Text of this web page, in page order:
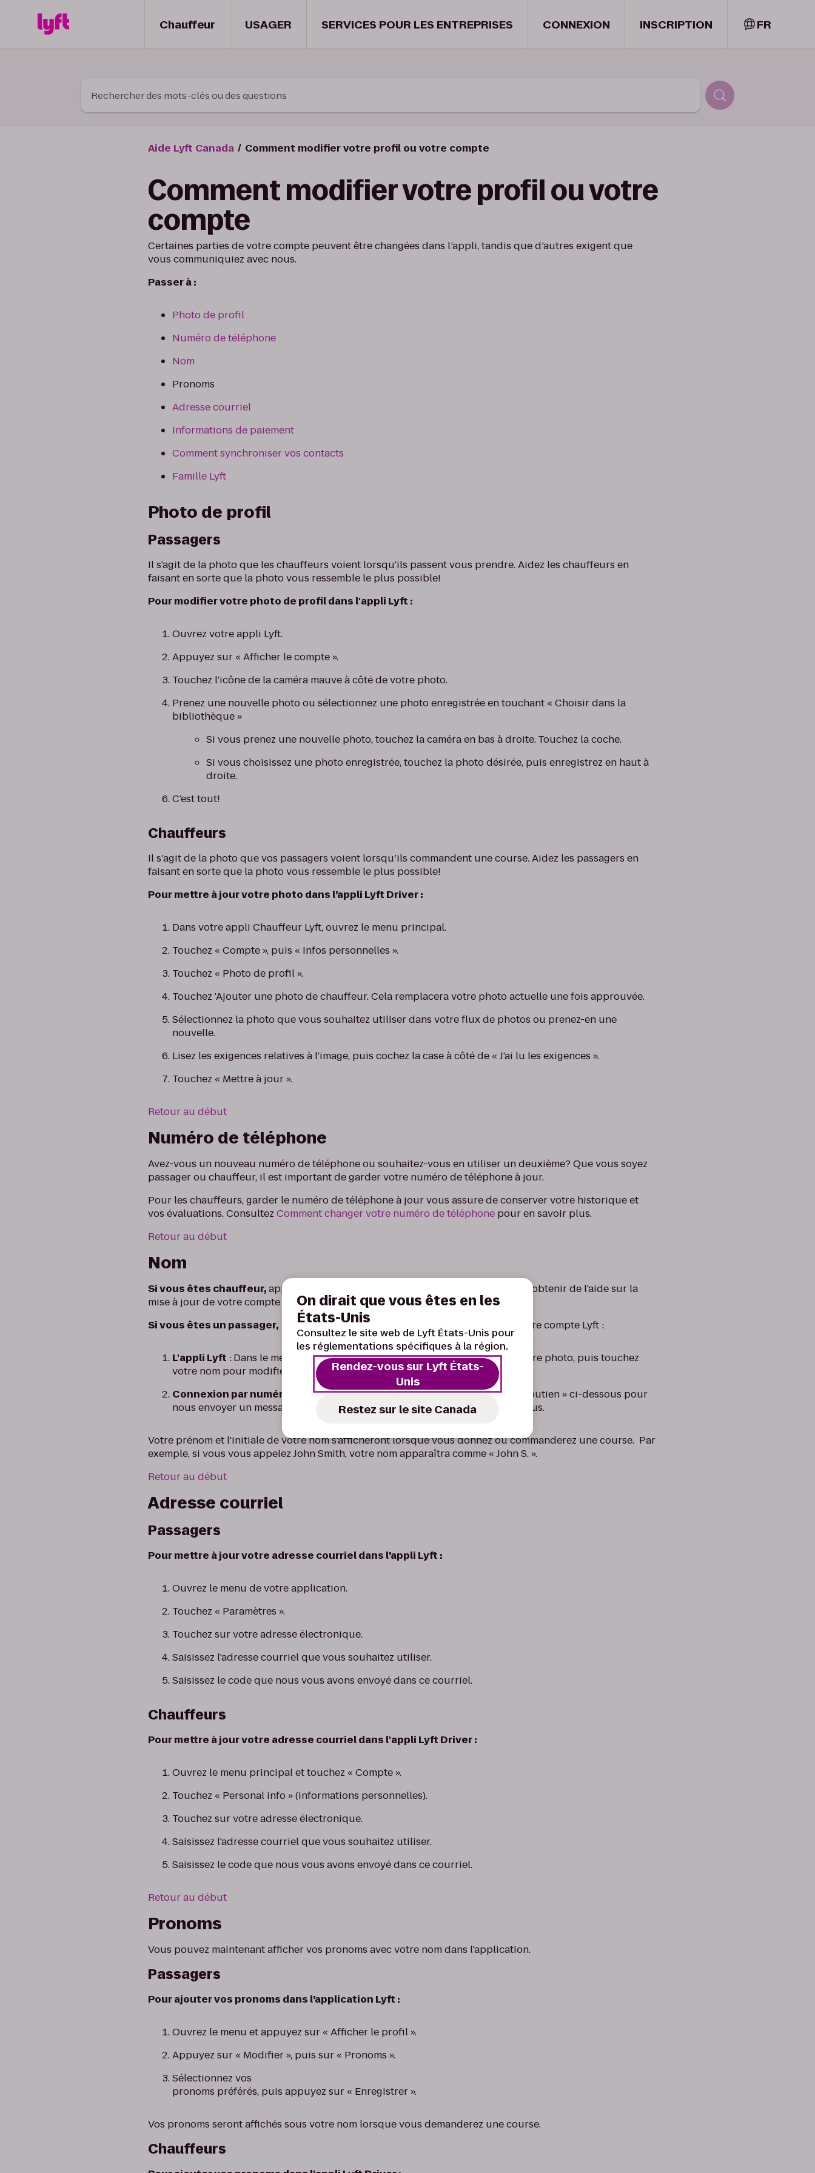
Chauffeur USAGER SERVICES POUR LES ENTREPRISES CONNEXION INSCRIPTION FR
Rechercher des mots-clés ou des questions
Aide Lyft Canada Comment modifier votre profil ou votre compte
Comment modifier votre profil ou votre
compte
Certaines parties de votre compte peuvent être changées dans l’appli, tandis que d’autres exigent que
vous communiquiez avec nous.
Passer à :
Photo de profil
Numéro de téléphone
Nom
Pronoms
Adresse courriel
Informations de paiement
Comment synchroniser vos contacts
Famille Lyft
Photo de profil
Passagers
Il s'agit de la photo que les chauffeurs voient lorsqu'ils passent vous prendre. Aidez les chauffeurs en
faisant en sorte que la photo vous ressemble le plus possible!
Pour modifier votre photo de profil dans l'appli Lyft :
Ouvrez votre appli Lyft.
Appuyez sur « Afficher le compte ».
Touchez l'icône de la caméra mauve à côté de votre photo.
Prenez une nouvelle photo ou sélectionnez une photo enregistrée en touchant « Choisir dans la
bibliothèque »
Si vous prenez une nouvelle photo, touchez la caméra en bas à droite. Touchez la coche.
Si vous choisissez une photo enregistrée, touchez la photo désirée, puis enregistrez en haut à
droite.
C'est tout!
Chauffeurs
Il s’agit de la photo que vos passagers voient lorsqu’ils commandent une course. Aidez les passagers en
faisant en sorte que la photo vous ressemble le plus possible!
Pour mettre à jour votre photo dans l’appli Lyft Driver :
Dans votre appli Chauffeur Lyft, ouvrez le menu principal.
Touchez « Compte », puis « Infos personnelles ».
Touchez « Photo de profil ».
Touchez 'Ajouter une photo de chauffeur. Cela remplacera votre photo actuelle une fois approuvée.
Sélectionnez la photo que vous souhaitez utiliser dans votre flux de photos ou prenez-en une
nouvelle.
Lisez les exigences relatives à l'image, puis cochez la case à côté de « J'ai lu les exigences ».
Touchez « Mettre à jour ».
Retour au début
Numéro de téléphone
Avez-vous un nouveau numéro de téléphone ou souhaitez-vous en utiliser un deuxième? Que vous soyez
passager ou chauffeur, il est important de garder votre numéro de téléphone à jour.
Pour les chauffeurs, garder le numéro de téléphone à jour vous assure de conserver votre historique et
vos évaluations. ConsultezComment changer votre numéro de téléphone pour en savoir plus.
Retour au début
Nom
Si vous êtes chauffeur,appuyez sur « Contacter l'assistance » ci-dessous pour obtenir de l'aide sur la
mise à jour de votre compte de profil Lyft.
Si vous êtes un passager, il existe trois manières de mettre à jour le nom de votre compte Lyft :
L'appli Lyft :Dans le menu de l'appli, touchez « Afficher le compte » sous votre photo, puis touchez
votre nom pour modifier et enregistrer
Connexion par numéro de téléphone :touchez « Communiquer avec le soutien » ci-dessous pour
nous envoyer un message. Il nous fera plaisir de changer votre nom pour vous.
Votre prénom et l'initiale de votre nom s'afficheront lorsque vous donnez ou commanderez une course. Par
exemple, si vous vous appelez John Smith, votre nom apparaîtra comme « John S. ».
Retour au début
Adresse courriel
Passagers
Pour mettre à jour votre adresse courriel dans l’appli Lyft :
Ouvrez le menu de votre application.
Touchez « Paramètres ».
Touchez sur votre adresse électronique.
Saisissez l'adresse courriel que vous souhaitez utiliser.
Saisissez le code que nous vous avons envoyé dans ce courriel.
Chauffeurs
Pour mettre à jour votre adresse courriel dans l'appli Lyft Driver :
Ouvrez le menu principal et touchez « Compte ».
Touchez « Personal info » (informations personnelles).
Touchez sur votre adresse électronique.
Saisissez l'adresse courriel que vous souhaitez utiliser.
Saisissez le code que nous vous avons envoyé dans ce courriel.
Retour au début
Pronoms
Vous pouvez maintenant afficher vos pronoms avec votre nom dans l'application.
Passagers
Pour ajouter vos pronoms dans l’application Lyft :
Ouvrez le menu et appuyez sur « Afficher le profil ».
Appuyez sur « Modifier », puis sur « Pronoms ».
Sélectionnez vos
pronoms préférés, puis appuyez sur « Enregistrer ».
Vos pronoms seront affichés sous votre nom lorsque vous demanderez une course.
Chauffeurs
On dirait que vous êtes en les
États-Unis
Consultez le site web de Lyft États-Unis pour
les réglementations spécifiques à la région.
Rendez-vous sur Lyft États-
Unis
Restez sur le site Canada